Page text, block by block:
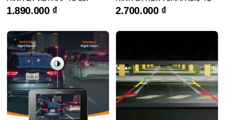
1.890.000 ₫ 2.700.000 ₫